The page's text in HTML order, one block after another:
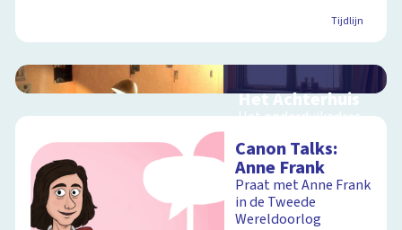
Tijdlijn
Het Achterhuis
Het onderduikadres
graden
Schoolplaat
Canon Talks:
Anne Frank
Praat met Anne Frank
in de Tweede
Wereldoorlog